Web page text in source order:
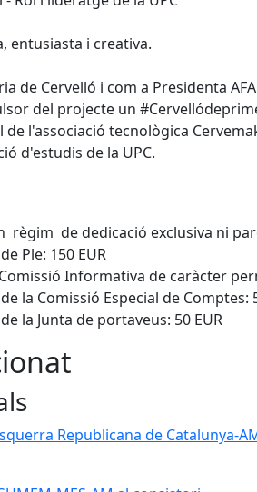
entusiasta i creativa.
de Cervelló i com a Presidenta
del projecte un
l'associació tecnològica
d'estudis de la UPC.
de dedicació exclusiva ni
Ple: 150 EUR
Informativa de caràcter
la Comissió Especial de Comptes:
la Junta de portaveus: 50 EUR
Republicana de Catalunya-